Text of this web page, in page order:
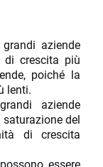
aziende
di crescita più
poiché la
lenti.
aziende
del
di crescita
essere